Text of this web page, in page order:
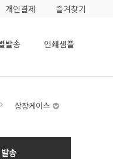
개인결제 즐겨찾기
발송 인쇄샘플
상장케이스